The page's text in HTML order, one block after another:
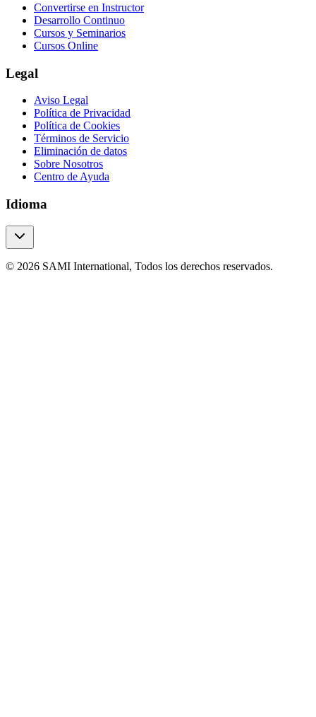
Convertirse en Instructor
Desarrollo Continuo
Cursos y Seminarios
Cursos Online
Legal
Aviso Legal
Política de Privacidad
Política de Cookies
Términos de Servicio
Eliminación de datos
Sobre Nosotros
Centro de Ayuda
Idioma
© 2026 SAMI International, Todos los derechos reservados.